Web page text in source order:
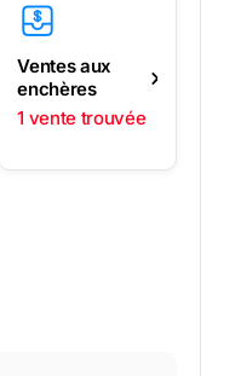
Ventes aux
enchères
1 vente trouvée